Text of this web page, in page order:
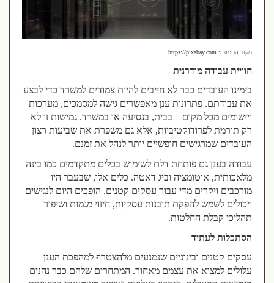
מקור התמונה: https://pixabay.com
חוויית עבודה מודרנית
בימינו העובדים כבר לא חייבים להיות צמודים למשרד כדי לבצע
את עבודתם. פתרונות ענן מאפשרים גישה למסמכים, מערכות
ויישומים מכל מקום – בבית, בנסיעה או במשרד. גמישות זו לא
רק תורמת לפרודוקטיביות, אלא גם משפרת את שביעות רצון
העובדים שמרגישים חופשיים יותר לנהל את זמנם.
עבודה בענן גם פותחת דלת לשימוש בכלים מתקדמים כמו בינה
מלאכותית, אוטומציה וביג דאטה. כלים אלו, שבעבר היו
מורכבים ויקרים מדי עבור עסקים קטנים, הופכים היום לנגישים
ויכולים לשמש להפקת תובנות עסקיות, חיזוי מגמות ושיפור
תהליכי קבלת החלטות.
הסתכלות לעתיד
עסקים קטנים ובינוניים שנמנעים מלהצטרף למהפכת הענן
עלולים למצוא את עצמם מאחור. המתחרים שלהם כבר נהנים